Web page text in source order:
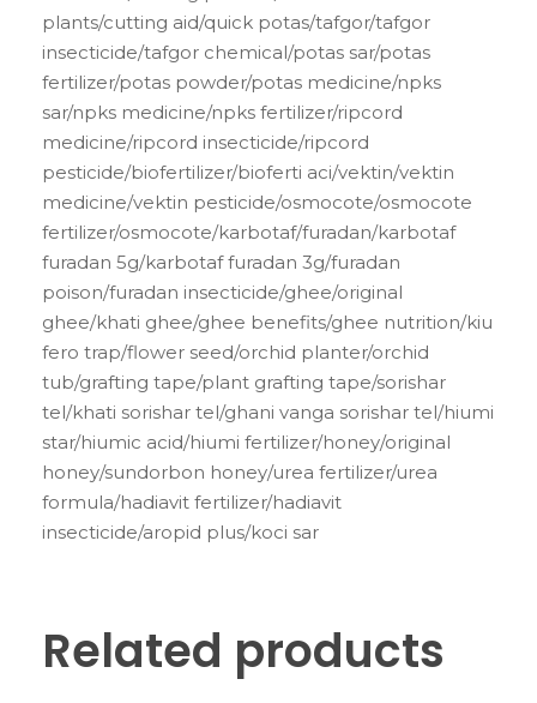
plants/cutting aid/quick potas/tafgor/tafgor
insecticide/tafgor chemical/potas sar/potas
fertilizer/potas powder/potas medicine/npks
sar/npks medicine/npks fertilizer/ripcord
medicine/ripcord insecticide/ripcord
pesticide/biofertilizer/bioferti aci/vektin/vektin
medicine/vektin pesticide/osmocote/osmocote
fertilizer/osmocote/karbotaf/furadan/karbotaf
furadan 5g/karbotaf furadan 3g/furadan
poison/furadan insecticide/ghee/original
ghee/khati ghee/ghee benefits/ghee nutrition/kiu
fero trap/flower seed/orchid planter/orchid
tub/grafting tape/plant grafting tape/sorishar
tel/khati sorishar tel/ghani vanga sorishar tel/hiumi
star/hiumic acid/hiumi fertilizer/honey/original
honey/sundorbon honey/urea fertilizer/urea
formula/hadiavit fertilizer/hadiavit
insecticide/aropid plus/koci sar
Related products